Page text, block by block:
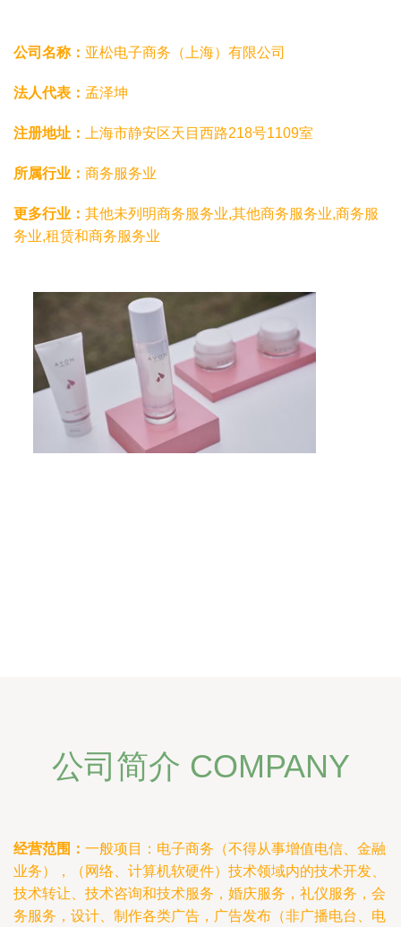
公司名称： 亚松电子商务（上海）有限公司
法人代表： 孟泽坤
注册地址： 上海市静安区天目西路218号1109室
所属行业： 商务服务业
更多行业： 其他未列明商务服务业,其他商务服务业,商务服
务业,租赁和商务服务业
公司简介 COMPANY
经营范围： 一般项目：电子商务（不得从事增值电信、金融
业务），（网络、计算机软硬件）技术领域内的技术开发、
技术转让、技术咨询和技术服务，婚庆服务，礼仪服务，会
务服务，设计、制作各类广告，广告发布（非广播电台、电